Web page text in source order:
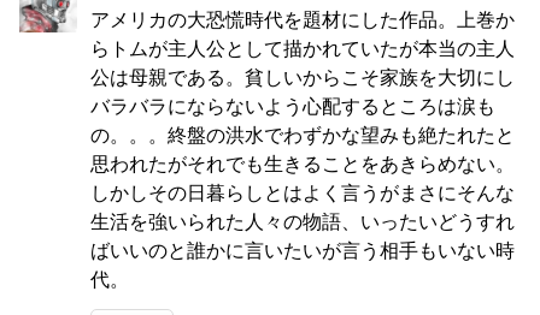
アメリカの大恐慌時代を題材にした作品。上巻か
らトムが主人公として描かれていたが本当の主人
公は母親である。貧しいからこそ家族を大切にし
バラバラにならないよう心配するところは涙も
の。。。終盤の洪水でわずかな望みも絶たれたと
思われたがそれでも生きることをあきらめない。
しかしその日暮らしとはよく言うがまさにそんな
生活を強いられた人々の物語、いったいどうすれ
ばいいのと誰かに言いたいが言う相手もいない時
代。